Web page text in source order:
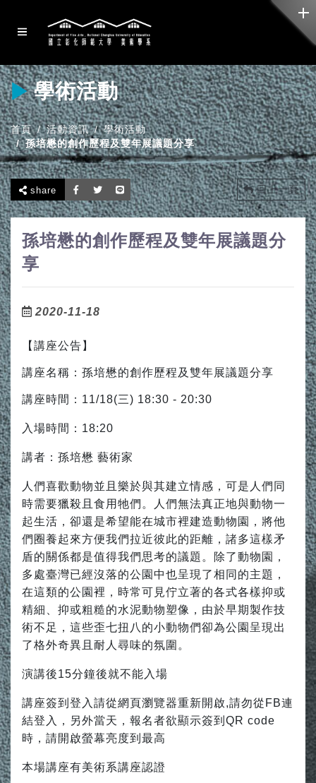
學術活動
首頁 活動資訊
學術活動
孫培懋的創作歷程及雙年展議題分享
share 回上一頁
孫培懋的創作歷程及雙年展議題分
享
2020-11-18
【講座公告】
講座名稱：孫培懋的創作歷程及雙年展議題分享
講座時間：11/18(三) 18:30 - 20:30
入場時間：18:20
講者：孫培懋 藝術家
人們喜歡動物並且樂於與其建立情感，可是人們同
時需要獵殺且食用牠們。人們無法真正地與動物一
起生活，卻還是希望能在城市裡建造動物園，將他
們圈養起來方便我們拉近彼此的距離，諸多這樣矛
盾的關係都是值得我們思考的議題。除了動物園，
多處臺灣已經沒落的公園中也呈現了相同的主題，
在這類的公園裡，時常可見佇立著的各式各樣抑或
精細、抑或粗糙的水泥動物塑像，由於早期製作技
術不足，這些歪七扭八的小動物們卻為公園呈現出
了格外奇異且耐人尋味的氛圍。
演講後15分鐘後就不能入場️
講座簽到登入請從網頁瀏覽器重新開啟,請勿從FB連
結登入，另外當天，報名者欲顯示簽到QR code
時，請開啟螢幕亮度到最高
本場講座有美術系講座認證